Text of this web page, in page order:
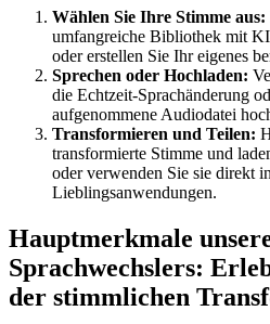
Wählen Sie Ihre Stimme aus:
umfangreiche Bibliothek mit
oder erstellen Sie Ihr eigenes
Sprechen oder Hochladen:
die Echtzeit-Sprachänderung
aufgenommene Audiodatei
Transformieren und Teilen:
transformierte Stimme und
oder verwenden Sie sie direkt
Lieblingsanwendungen.
Hauptmerkmale
Sprachwechslers:
der stimmlichen